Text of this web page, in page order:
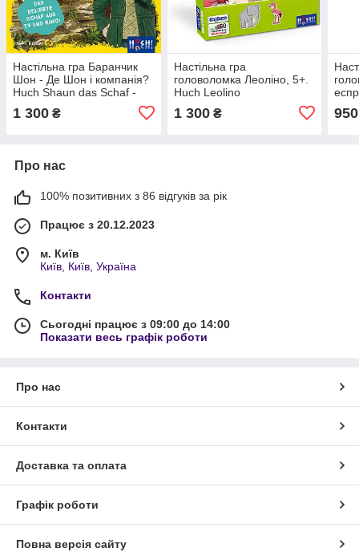
Настільна гра Баранчик
Шон - Де Шон і компанія?
Huch Shaun das Schaf -
Co? (Shaun the Sheep)
1 300 ₴
Настільна гра
головоломка Леоліно, 5+.
Huch Leolino
1 300₴ 950
Про нас
100% позитивних з 86 відгуків за рік
Працює з 20.12.2023
м. Київ
Київ, Київ, Україна
Контакти
Сьогодні працює з 09:00 до 14:00
Показати весь графік роботи
Про нас
Контакти
Доставка та оплата
Графік роботи
Повна версія сайту